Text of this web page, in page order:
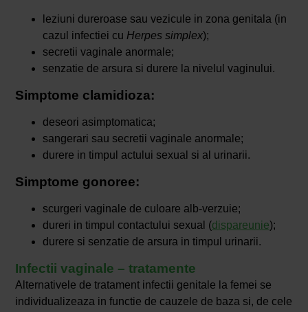
leziuni dureroase sau vezicule in zona genitala (in
cazul infectiei cu Herpes simplex);
secretii vaginale anormale;
senzatie de arsura si durere la nivelul vaginului.
Simptome clamidioza:
deseori asimptomatica;
sangerari sau secretii vaginale anormale;
durere in timpul actului sexual si al urinarii.
Simptome gonoree:
scurgeri vaginale de culoare alb-verzuie;
dureri in timpul contactului sexual (dispareunie);
durere si senzatie de arsura in timpul urinarii.
Infectii vaginale – tratamente
Alternativele de tratament infectii genitale la femei se
individualizeaza in functie de cauzele de baza si, de cele